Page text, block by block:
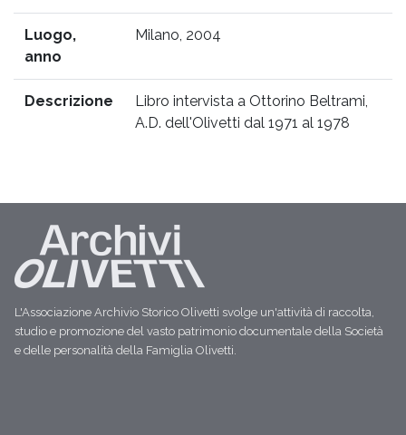
Luogo,
anno
Milano, 2004
Descrizione
Libro intervista a Ottorino Beltrami,
A.D. dell'Olivetti dal 1971 al 1978
L'Associazione Archivio Storico Olivetti svolge un'attività di raccolta,
studio e promozione del vasto patrimonio documentale della Società
e delle personalità della Famiglia Olivetti.